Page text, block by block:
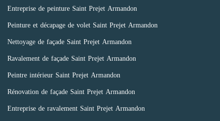
Entreprise de peinture Saint Prejet Armandon
Peinture et décapage de volet Saint Prejet Armandon
Nettoyage de façade Saint Prejet Armandon
Ravalement de façade Saint Prejet Armandon
Peintre intérieur Saint Prejet Armandon
Rénovation de façade Saint Prejet Armandon
Entreprise de ravalement Saint Prejet Armandon